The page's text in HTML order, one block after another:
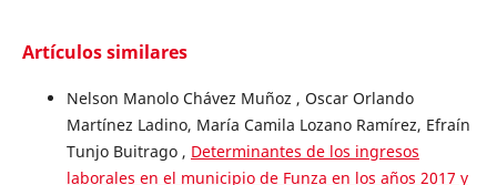
Artículos similares
Nelson Manolo Chávez Muñoz , Oscar Orlando
Martínez Ladino, María Camila Lozano Ramírez, Efraín
Tunjo Buitrago , Determinantes de los ingresos
laborales en el municipio de Funza en los años 2017 y